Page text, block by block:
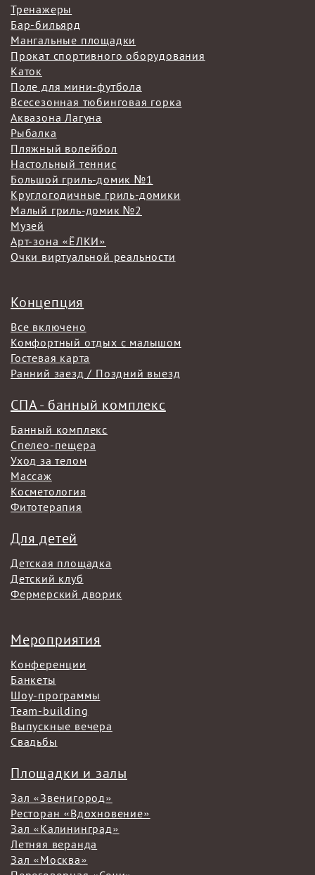
Тренажеры
Бар-бильярд
Мангальные площадки
Прокат спортивного оборудования
Каток
Поле для мини-футбола
Всесезонная тюбинговая горка
Аквазона Лагуна
Рыбалка
Пляжный волейбол
Настольный теннис
Большой гриль-домик №1
Круглогодичные гриль-домики
Малый гриль-домик №2
Музей
Арт-зона «ЁЛКИ»
Очки виртуальной реальности
Концепция
Все включено
Комфортный отдых с малышом
Гостевая карта
Ранний заезд / Поздний выезд
СПА - банный комплекс
Банный комплекс
Спелео-пещера
Уход за телом
Массаж
Косметология
Фитотерапия
Для детей
Детская площадка
Детский клуб
Фермерский дворик
Мероприятия
Конференции
Банкеты
Шоу-программы
Team-building
Выпускные вечера
Свадьбы
Площадки и залы
Зал «Звенигород»
Ресторан «Вдохновение»
Зал «Калининград»
Летняя веранда
Зал «Москва»